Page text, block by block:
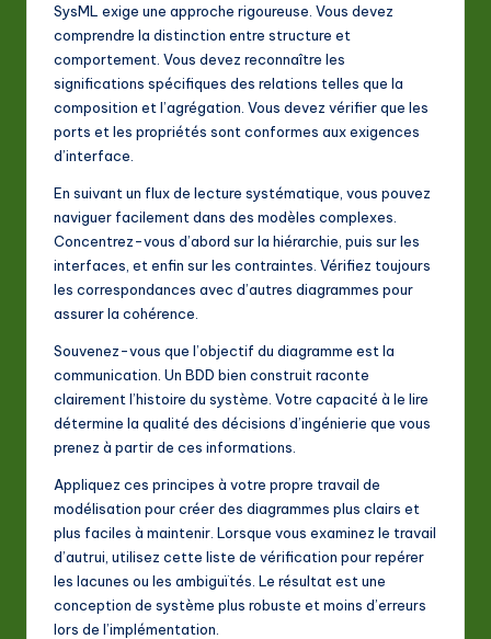
SysML exige une approche rigoureuse. Vous devez
comprendre la distinction entre structure et
comportement. Vous devez reconnaître les
significations spécifiques des relations telles que la
composition et l’agrégation. Vous devez vérifier que les
ports et les propriétés sont conformes aux exigences
d’interface.
En suivant un flux de lecture systématique, vous pouvez
naviguer facilement dans des modèles complexes.
Concentrez-vous d’abord sur la hiérarchie, puis sur les
interfaces, et enfin sur les contraintes. Vérifiez toujours
les correspondances avec d’autres diagrammes pour
assurer la cohérence.
Souvenez-vous que l’objectif du diagramme est la
communication. Un BDD bien construit raconte
clairement l’histoire du système. Votre capacité à le lire
détermine la qualité des décisions d’ingénierie que vous
prenez à partir de ces informations.
Appliquez ces principes à votre propre travail de
modélisation pour créer des diagrammes plus clairs et
plus faciles à maintenir. Lorsque vous examinez le travail
d’autrui, utilisez cette liste de vérification pour repérer
les lacunes ou les ambiguïtés. Le résultat est une
conception de système plus robuste et moins d’erreurs
lors de l’implémentation.